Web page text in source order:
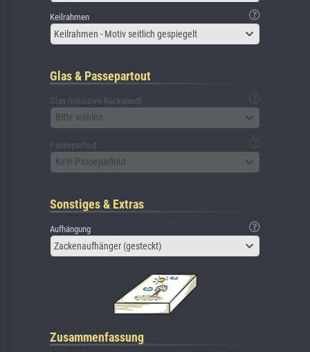
Keilrahmen
Keilrahmen - Motiv seitlich gespiegelt
Glas & Passepartout
Glas (inklusive Rückwand)
Bitte wählen
Passepartout
Kein Passepartout
Sonstiges & Extras
Aufhängung
Zackenaufhänger (gesteckt)
Zusammenfassung